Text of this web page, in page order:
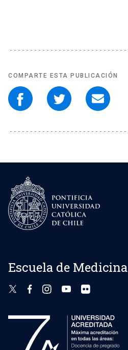
COMPARTE ESTA PUBLICACIÓN
Escuela de Medicina